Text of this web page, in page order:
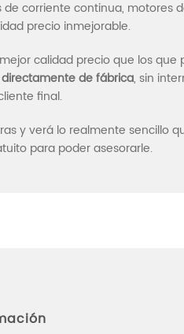
de corriente continua, motores
precio inmejorable.
calidad precio que los
directamente de fábrica, sin
final.
y verá lo realmente sencillo
para poder asesorarle.